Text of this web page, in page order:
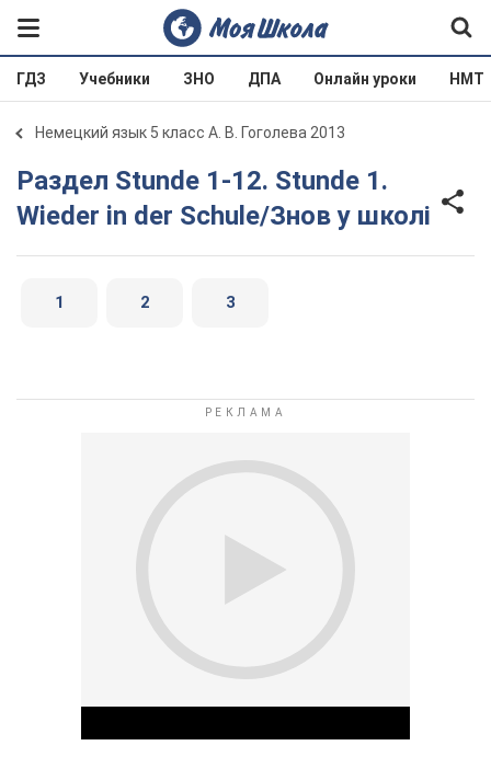
ГДЗ Учебники ЗНО ДПА Онлайн уроки НМТ
Немецкий язык 5 класс А. В. Гоголева 2013
Раздел Stunde 1-12. Stunde 1.
Wieder in der Schule/Знов у школі
1 2 3